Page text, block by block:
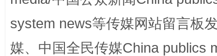
system news等传媒网站留言板
媒、中国全民传媒China publics